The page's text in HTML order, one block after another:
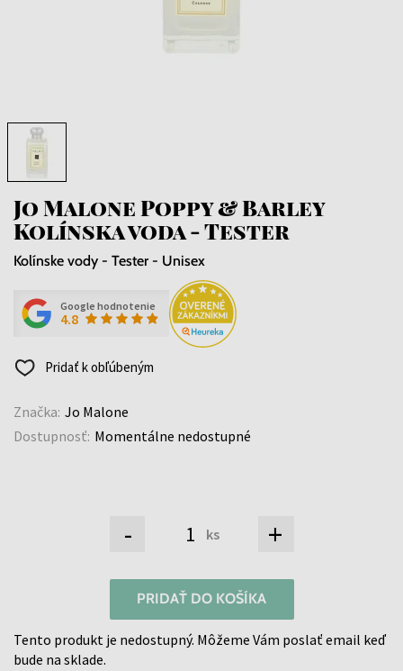
Jo Malone Poppy & Barley
Kolínska voda - Tester
Kolínske vody - Tester - Unisex
Google hodnotenie
4.8
Pridať k obľúbeným
Značka: Jo Malone
Dostupnosť: Momentálne nedostupné
- ks +
PRIDAŤ DO KOŠÍKA
Tento produkt je nedostupný. Môžeme Vám poslať email keď
bude na sklade.